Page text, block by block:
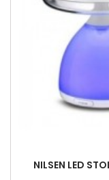
NILSEN LED